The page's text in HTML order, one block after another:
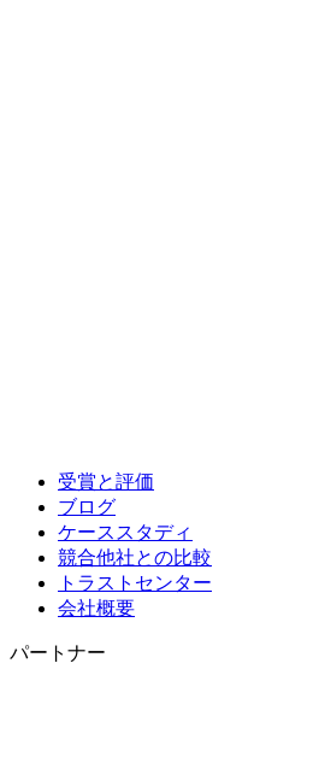
受賞と評価
ブログ
ケーススタディ
競合他社との比較
トラストセンター
会社概要
パートナー